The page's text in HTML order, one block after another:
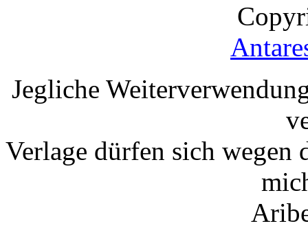
Jegliche
Verlage dürfen sich wegen